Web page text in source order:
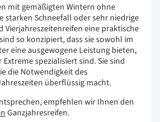
mit gemäßigten Wintern ohne
starken Schneefall oder sehr niedrige
Vierjahreszeitenreifen eine praktische
so konzipiert, dass sie sowohl im
eine ausgewogene Leistung bieten,
spezialisiert sind. Sie sind
die Notwendigkeit des
überflüssig macht.
empfehlen wir Ihnen den
Ganzjahresreifen.